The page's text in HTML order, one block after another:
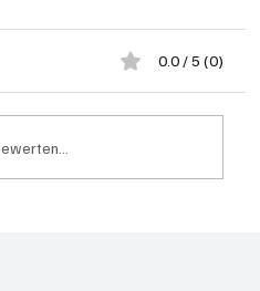
0.0 / 5 (0)